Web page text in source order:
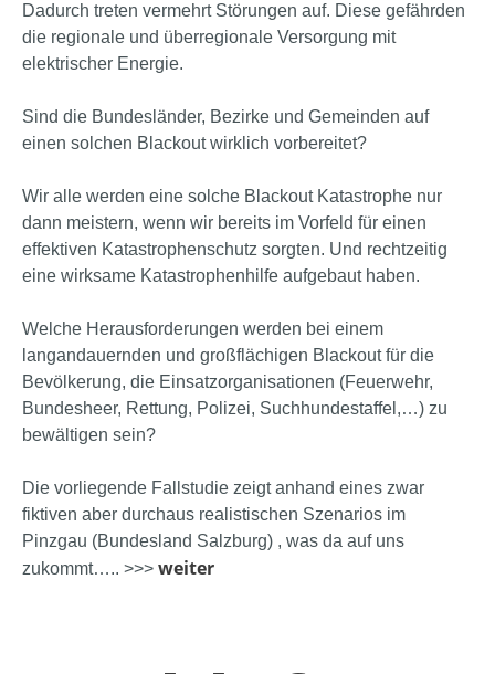
Dadurch treten vermehrt Störungen auf. Diese gefährden
die regionale und überregionale Versorgung mit
elektrischer Energie.
Sind die Bundesländer, Bezirke und Gemeinden auf
einen solchen Blackout wirklich vorbereitet?
Wir alle werden eine solche Blackout Katastrophe nur
dann meistern, wenn wir bereits im Vorfeld für einen
effektiven Katastrophenschutz sorgten. Und rechtzeitig
eine wirksame Katastrophenhilfe aufgebaut haben.
Welche Herausforderungen werden bei einem
langandauernden und großflächigen Blackout für die
Bevölkerung, die Einsatzorganisationen (Feuerwehr,
Bundesheer, Rettung, Polizei, Suchhundestaffel,…) zu
bewältigen sein?
Die vorliegende Fallstudie zeigt anhand eines zwar
fiktiven aber durchaus realistischen Szenarios im
Pinzgau (Bundesland Salzburg) , was da auf uns
zukommt….. >>> weiter